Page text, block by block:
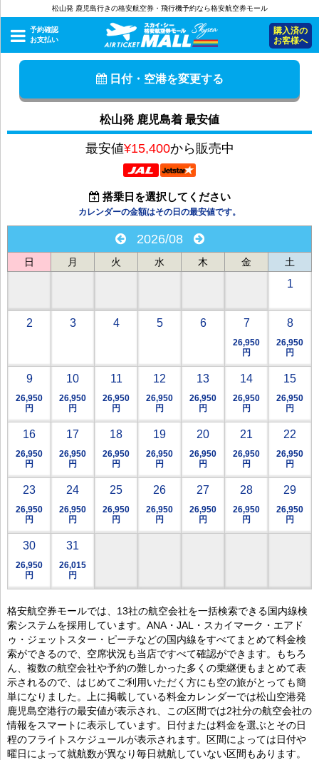
松山発 鹿児島行きの格安航空券・飛行機予約なら格安航空券モール
予約確認
お支払い
購入済の
お客様へ
日付・空港を変更する
松山発 鹿児島着 最安値
最安値¥15,400から販売中
搭乗日を選択してください
カレンダーの金額はその日の最安値です。
2026/08
日 月 火 水 木 金 土
1
2 3 4 5 6 7
26,950
円
8
26,950
円
9
26,950
円
10
26,950
円
11
26,950
円
12
26,950
円
13
26,950
円
14
26,950
円
15
26,950
円
16
26,950
円
17
26,950
円
18
26,950
円
19
26,950
円
20
26,950
円
21
26,950
円
22
26,950
円
23
26,950
円
24
26,950
円
25
26,950
円
26
26,950
円
27
26,950
円
28
26,950
円
29
26,950
円
30
26,950
円
31
26,015
円
格安航空券モールでは、13社の航空会社を一括検索できる国内線検
索システムを採用しています。ANA・JAL・スカイマーク・エアド
ゥ・ジェットスター・ピーチなどの国内線をすべてまとめて料金検
索ができるので、空席状況も当店ですべて確認ができます。もちろ
ん、複数の航空会社や予約の難しかった多くの乗継便もまとめて表
示されるので、はじめてご利用いただく方にも空の旅がとっても簡
単になりました。上に掲載している料金カレンダーでは松山空港発
鹿児島空港行の最安値が表示され、この区間では2社分の航空会社の
情報をスマートに表示しています。日付または料金を選ぶとその日
程のフライトスケジュールが表示されます。区間によっては日付や
曜日によって就航数が異なり毎日就航していない区間もあります。